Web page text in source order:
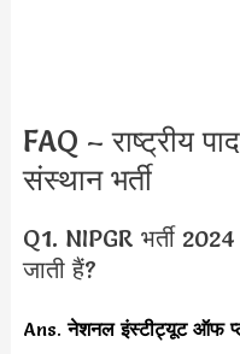
FAQ – राष्ट्रीय
संस्थान भर्ती
Q1. NIPGR भर्ती
जाती हैं?
Ans.नेशनल इंस्टीट्यूट ऑफ